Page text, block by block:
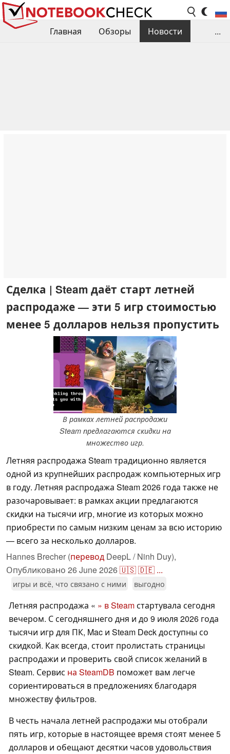
Главная Обзоры
Новости
...
Сделка | Steam даёт старт летней
распродаже — эти 5 игр стоимостью
менее 5 долларов нельзя пропустить
В рамках летней распродажи
Steam предлагаются скидки на
множество игр.
Летняя распродажа Steam традиционно является
одной из крупнейших распродаж компьютерных игр
в году. Летняя распродажа Steam 2026 года также не
разочаровывает: в рамках акции предлагаются
скидки на тысячи игр, многие из которых можно
приобрести по самым низким ценам за всю историю
— всего за несколько долларов.
Hannes Brecher (перевод DeepL / Ninh Duy),
Опубликовано 26 June 2026🇺🇸🇩🇪 ...
игры и всё, что связано с ними выгодно
Летняя распродажа « » в Steamстартувала сегодня
вечером. С сегодняшнего дня и до 9 июля 2026 года
тысячи игр для ПК, Mac и Steam Deck доступны со
скидкой. Как всегда, стоит пролистать страницы
распродажи и проверить свой список желаний в
Steam. Сервис на SteamDB поможет вам легче
сориентироваться в предложениях благодаря
множеству фильтров.
В честь начала летней распродажи мы отобрали
пять игр, которые в настоящее время стоят менее 5
долларов и обещают десятки часов удовольствия